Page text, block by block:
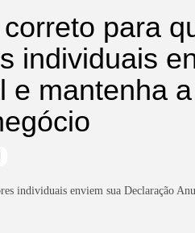
para
individuais
e mantenha a